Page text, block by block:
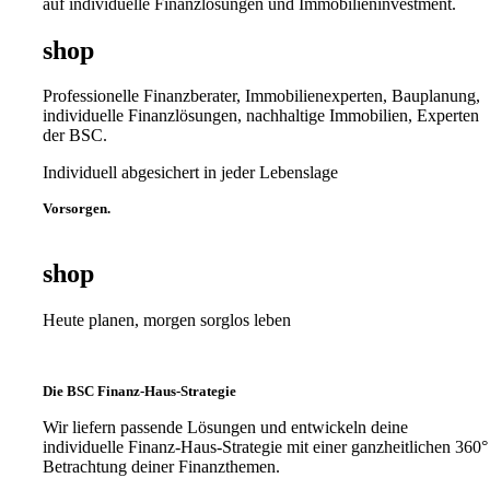
shop
Professionelle Finanzberater, Immobilienexperten, Bauplanung,
individuelle Finanzlösungen, nachhaltige Immobilien, Experten
der BSC.
Individuell abgesichert in jeder Lebenslage
Vorsorgen.
shop
Heute planen, morgen sorglos leben
Die BSC Finanz-Haus-Strategie
Wir liefern passende Lösungen und entwickeln deine
individuelle Finanz-Haus-Strategie mit einer ganzheitlichen 360°
Betrachtung deiner Finanzthemen.